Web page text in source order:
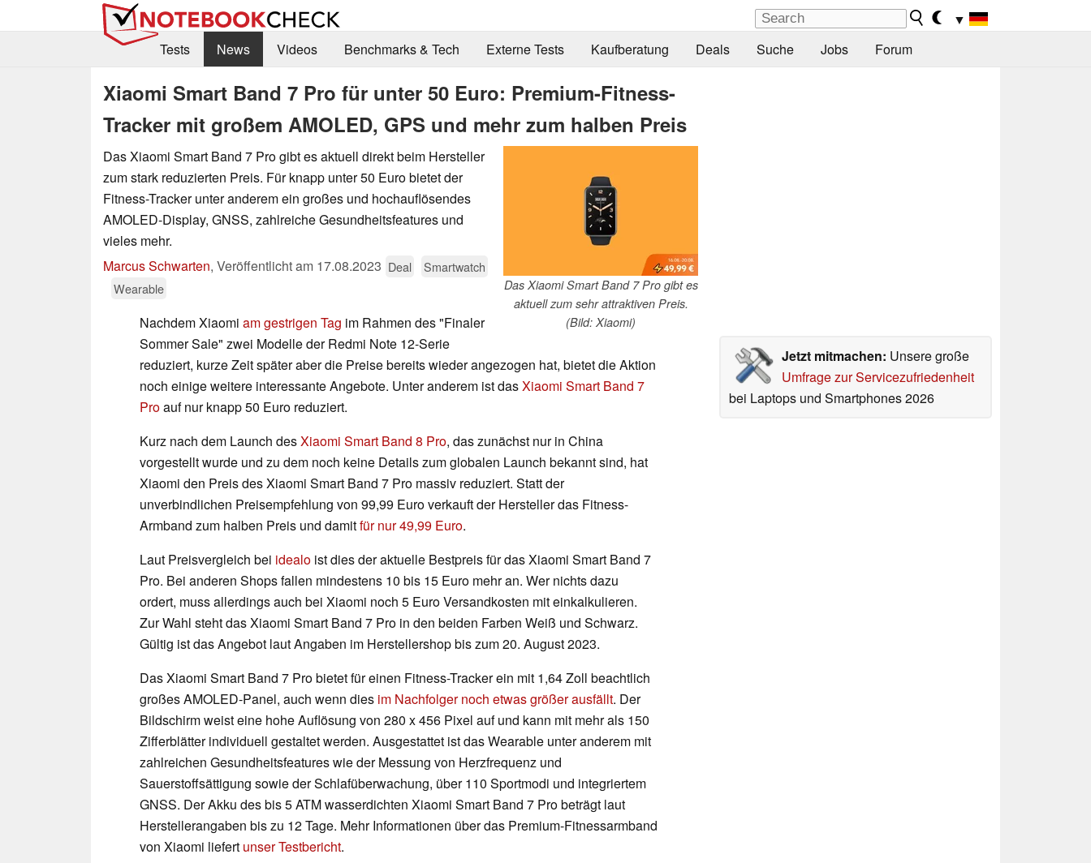
▼
Tests
News Videos Benchmarks & Tech Externe Tests Kaufberatung Deals Suche Jobs Forum
Xiaomi Smart Band 7 Pro für unter 50 Euro: Premium-Fitness-
Tracker mit großem AMOLED, GPS und mehr zum halben Preis
Das Xiaomi Smart Band 7 Pro gibt es
aktuell zum sehr attraktiven Preis.
(Bild: Xiaomi)
Das Xiaomi Smart Band 7 Pro gibt es aktuell direkt beim Hersteller
zum stark reduzierten Preis. Für knapp unter 50 Euro bietet der
Fitness-Tracker unter anderem ein großes und hochauflösendes
AMOLED-Display, GNSS, zahlreiche Gesundheitsfeatures und
vieles mehr.
Marcus Schwarten, Veröffentlicht am 17.08.2023 Deal
Smartwatch
Wearable
Jetzt mitmachen: Unsere große
Umfrage zur Servicezufriedenheit
bei Laptops und Smartphones 2026
Nachdem Xiaomi am gestrigen Tag im Rahmen des "Finaler
Sommer Sale" zwei Modelle der Redmi Note 12-Serie
reduziert, kurze Zeit später aber die Preise bereits wieder angezogen hat, bietet die Aktion
noch einige weitere interessante Angebote. Unter anderem ist dasXiaomi Smart Band 7
Proauf nur knapp 50 Euro reduziert.
Kurz nach dem Launch desXiaomi Smart Band 8 Pro, das zunächst nur in China
vorgestellt wurde und zu dem noch keine Details zum globalen Launch bekannt sind, hat
Xiaomi den Preis des Xiaomi Smart Band 7 Pro massiv reduziert. Statt der
unverbindlichen Preisempfehlung von 99,99 Euro verkauft der Hersteller das Fitness-
Armband zum halben Preis und damitfür nur 49,99 Euro.
Laut Preisvergleich bei idealo ist dies der aktuelle Bestpreis für das Xiaomi Smart Band 7
Pro. Bei anderen Shops fallen mindestens 10 bis 15 Euro mehr an. Wer nichts dazu
ordert, muss allerdings auch bei Xiaomi noch 5 Euro Versandkosten mit einkalkulieren.
Zur Wahl steht das Xiaomi Smart Band 7 Pro in den beiden Farben Weiß und Schwarz.
Gültig ist das Angebot laut Angaben im Herstellershop bis zum 20. August 2023.
Das Xiaomi Smart Band 7 Pro bietet für einen Fitness-Tracker ein mit 1,64 Zoll beachtlich
großes AMOLED-Panel, auch wenn dies im Nachfolger noch etwas größer ausfällt. Der
Bildschirm weist eine hohe Auflösung von 280 x 456 Pixel auf und kann mit mehr als 150
Zifferblätter individuell gestaltet werden. Ausgestattet ist das Wearable unter anderem mit
zahlreichen Gesundheitsfeatures wie der Messung von Herzfrequenz und
Sauerstoffsättigung sowie der Schlafüberwachung, über 110 Sportmodi und integriertem
GNSS. Der Akku des bis 5 ATM wasserdichten Xiaomi Smart Band 7 Pro beträgt laut
Herstellerangaben bis zu 12 Tage. Mehr Informationen über das Premium-Fitnessarmband
von Xiaomi liefert unser Testbericht.